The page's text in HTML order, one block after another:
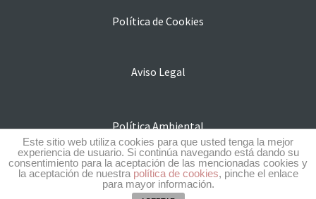
Política de Cookies
Aviso Legal
Política Ambiental
Subvenciones y ayudas
Este sitio web utiliza cookies para que usted tenga la mejor
experiencia de usuario. Si continúa navegando está dando su
consentimiento para la aceptación de las mencionadas cookies y
la aceptación de nuestra política de cookies, pinche el enlace
para mayor información.